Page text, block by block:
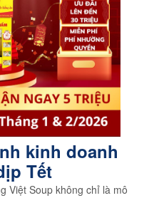
kinh doanh
Tết
Việt Soup không chỉ là mô